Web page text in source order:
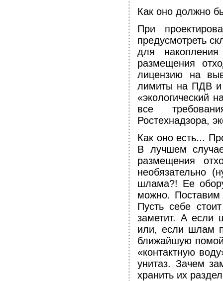
Как оно должно
При
предусмотреть
для
размещения
лицензию на
лимиты на ПДВ и
«экологический
все
Ростехнадзора,
Как оно есть...
В лучшем
размещения
необязательно
шлама?! Ее
можно.
Пусть себе
заметит. А если
или, если шлам
ближайшую
«контактную
унитаз. Зачем
хранить их